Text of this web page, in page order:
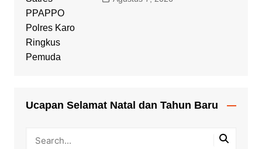
Ucapan Selamat Natal dan Tahun Baru